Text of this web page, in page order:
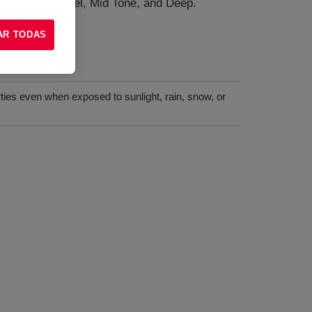
only: Pastel, Mid Tone, and Deep.
even when exposed to sunlight, rain, snow, or
TODAS